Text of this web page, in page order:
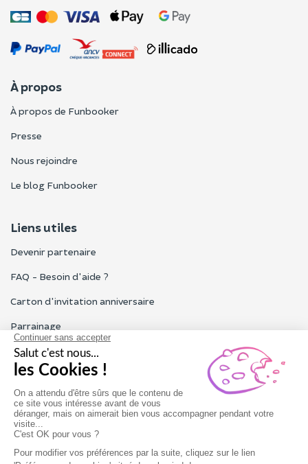
À propos
À propos de Funbooker
Presse
Nous rejoindre
Le blog Funbooker
Liens utiles
Devenir partenaire
FAQ - Besoin d'aide ?
Carton d'invitation anniversaire
Parrainage
Tous les avis Funbooker
Particuliers, entreprises, professionnels
Notre service client est ouvert du lundi au vendredi de 9h à 18h
Nous contacter